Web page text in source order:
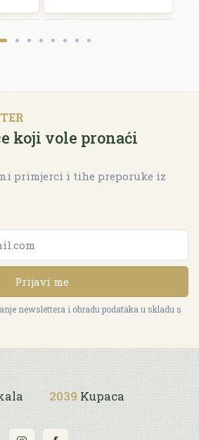
koji vole pronaći
primjerci i tihe preporuke iz
Prijavi me
newslettera i obradu podataka u skladu s
2039 Kupaca